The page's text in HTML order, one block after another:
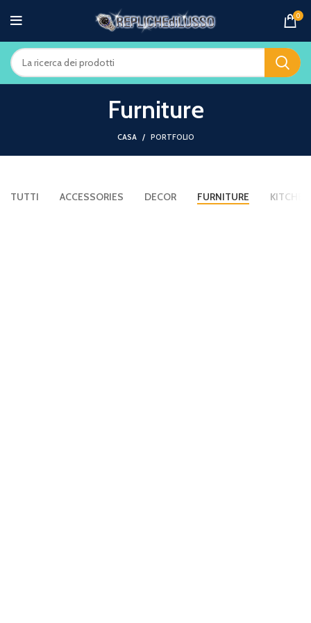
0
Furniture
CASA PORTFOLIO
TUTTI ACCESSORIES DECOR FURNITURE KITCHEN